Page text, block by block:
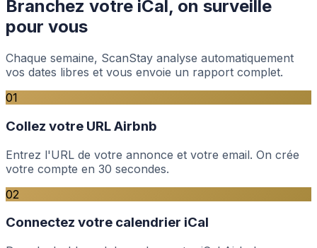
Branchez votre iCal, on surveille
pour vous
Chaque semaine, ScanStay analyse automatiquement
vos dates libres et vous envoie un rapport complet.
01
Collez votre URL Airbnb
Entrez l'URL de votre annonce et votre email. On crée
votre compte en 30 secondes.
02
Connectez votre calendrier iCal